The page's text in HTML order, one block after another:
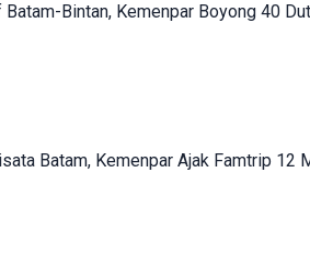
Bintan, Kemenpar Boyong 40
Batam, Kemenpar Ajak Famtrip 12